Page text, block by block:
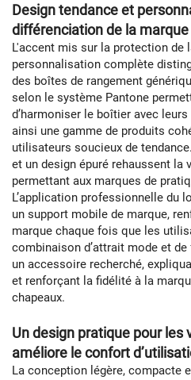
Design tendance et
différenciation de la marque
L'accent mis sur la protection de
personnalisation complète
des boîtes de rangement
selon le système Pantone
d’harmoniser le boîtier avec
ainsi une gamme de produits
utilisateurs soucieux de
et un design épuré rehaussent la
permettant aux marques de
L’application professionnelle du
un support mobile de marque,
marque chaque fois que les
combinaison d’attrait mode et
un accessoire recherché,
et renforçant la fidélité à la
chapeaux.
Un design pratique pour les
améliore le confort
La conception légère, compacte